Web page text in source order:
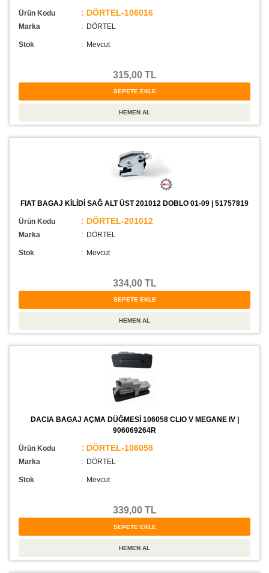
Ürün Kodu : DÖRTEL-106016
Marka : DÖRTEL
Stok : Mevcut
315,00 TL
FIAT BAGAJ KİLİDİ SAĞ ALT ÜST 201012 DOBLO 01-09 | 51757819
Ürün Kodu : DÖRTEL-201012
Marka : DÖRTEL
Stok : Mevcut
334,00 TL
DACIA BAGAJ AÇMA DÜĞMESİ 106058 CLIO V MEGANE IV |
906069264R
Ürün Kodu : DÖRTEL-106058
Marka : DÖRTEL
Stok : Mevcut
339,00 TL